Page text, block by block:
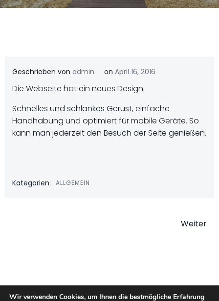
Geschrieben von admin - on April 16, 2016
Die Webseite hat ein neues Design.
Schnelles und schlankes Gerüst, einfache
Handhabung und optimiert für mobile Geräte. So
kann man jederzeit den Besuch der Seite genießen.
Kategorien: ALLGEMEIN
Weiter
Wir verwenden Cookies, um Ihnen die bestmögliche Erfahrung